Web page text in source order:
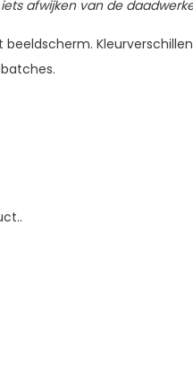
afwijken van de